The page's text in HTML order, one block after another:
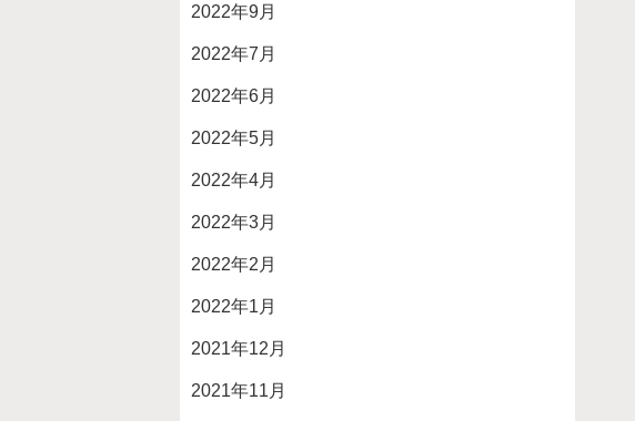
2022年9月
2022年7月
2022年6月
2022年5月
2022年4月
2022年3月
2022年2月
2022年1月
2021年12月
2021年11月